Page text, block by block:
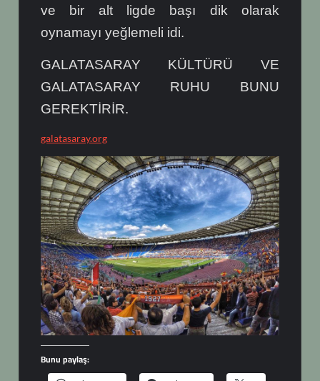
ve bir alt ligde başı dik olarak
oynamayı yeğlemeli idi.
GALATASARAY KÜLTÜRÜ VE
GALATASARAY RUHU BUNU
GEREKTİRİR.
galatasaray.org
Bunu paylaş: